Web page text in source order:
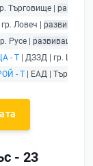
Търговище |
Ловеч | развиващ
Русе | развиващ
- Т | ДЗЗД | гр.
- Т | ЕАД |
- 23